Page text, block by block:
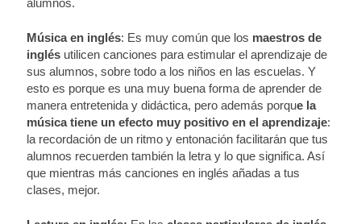
alumnos.
Música en inglés: Es muy común que los maestros de
inglés utilicen canciones para estimular el aprendizaje de
sus alumnos, sobre todo a los niños en las escuelas. Y
esto es porque es una muy buena forma de aprender de
manera entretenida y didáctica, pero además porque la
música tiene un efecto muy positivo en el aprendizaje:
la recordación de un ritmo y entonación facilitarán que tus
alumnos recuerden también la letra y lo que significa. Así
que mientras más canciones en inglés añadas a tus
clases, mejor.